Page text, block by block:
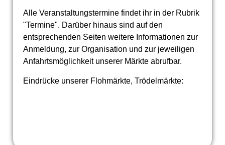
Alle Veranstaltungstermine findet ihr in der Rubrik
"Termine". Darüber hinaus sind auf den
entsprechenden Seiten weitere Informationen zur
Anmeldung, zur Organisation und zur jeweiligen
Anfahrtsmöglichkeit unserer Märkte abrufbar.
Eindrücke unserer Flohmärkte, Trödelmärkte: